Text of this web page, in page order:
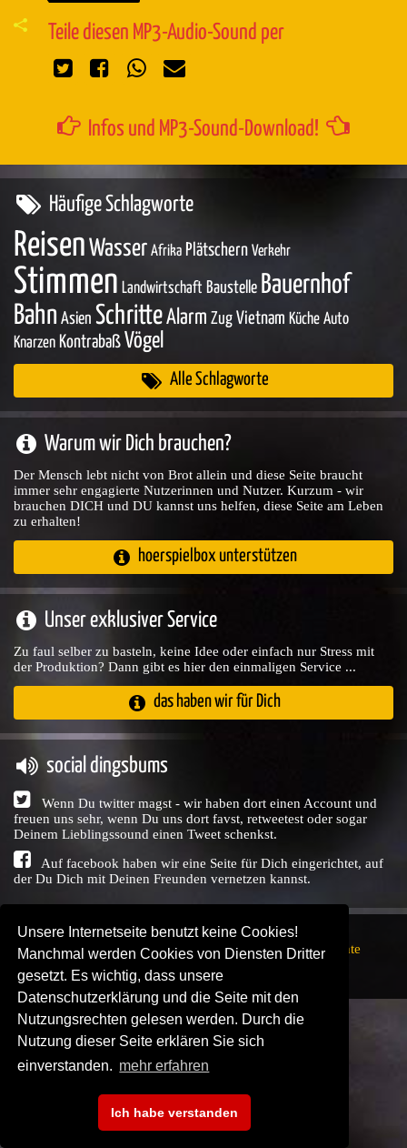
Unsere Internetseite benutzt keine Cookies!
Manchmal werden Cookies von Diensten Dritter
gesetzt. Es wichtig, dass unsere
Datenschutzerklärung und die Seite mit den
Nutzungsrechten gelesen werden. Durch die
Nutzung dieser Seite erklären Sie sich
einverstanden. mehr erfahren
Ich habe verstanden
Teile diesen MP3-Audio-Sound per
Infos und MP3-Sound-Download!
Häufige Schlagworte
ReisenWasser Afrika Plätschern Verkehr
Stimmen Landwirtschaft Baustelle Bauernhof
Bahn Asien SchritteAlarm Zug Vietnam Küche Auto
Knarzen Kontrabaß Vögel
Alle Schlagworte
Warum wir Dich brauchen?
Der Mensch lebt nicht von Brot allein und diese Seite braucht
immer sehr engagierte Nutzerinnen und Nutzer. Kurzum - wir
brauchen DICH und DU kannst uns helfen, diese Seite am Leben
zu erhalten!
hoerspielbox unterstützen
Unser exklusiver Service
Zu faul selber zu basteln, keine Idee oder einfach nur Stress mit
der Produktion? Dann gibt es hier den einmaligen Service ...
das haben wir für Dich
social dingsbums
Wenn Du twitter magst - wir haben dort einen Account und
freuen uns sehr, wenn Du uns dort favst, retweetest oder sogar
Deinem Lieblingssound einen Tweet schenkst.
Auf facebook haben wir eine Seite für Dich eingerichtet, auf
der Du Dich mit Deinen Freunden vernetzen kannst.
Copyright © Audio Union GbR, 1999 - 2026,Nutzungsrechte
SENDEPLATZ↗